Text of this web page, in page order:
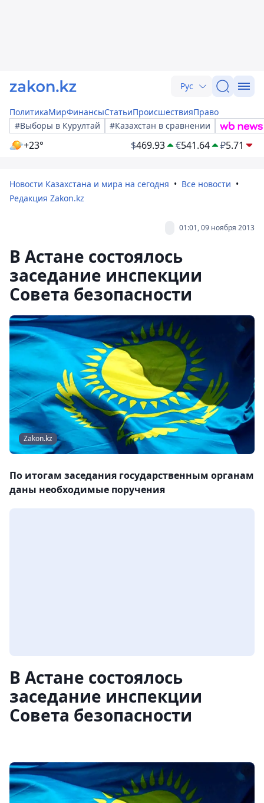
Рус
ПолитикаМирФинансыСтатьиПроисшествияПраво
#Выборы в Курултай
#Казахстан в сравнении
+23° $469.93 €541.64 ₽5.71
Новости Казахстана и мира на сегодня
Все новости
Редакция Zakon.kz
01:01, 09 ноября 2013
В Астане состоялось
заседание инспекции
Совета безопасности
Zakon.kz
По итогам заседания государственным органам
даны необходимые поручения
В Астане состоялось
заседание инспекции
Совета безопасности